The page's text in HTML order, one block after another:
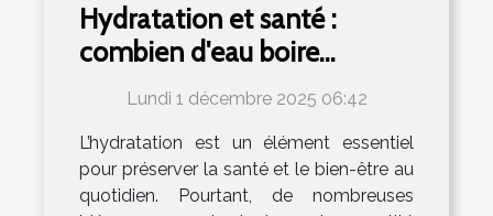
Hydratation et santé :
combien d'eau boire
vraiment par jour ?
Lundi 1 décembre 2025 06:42
L’hydratation est un élément essentiel
pour préserver la santé et le bien-être au
quotidien. Pourtant, de nombreuses